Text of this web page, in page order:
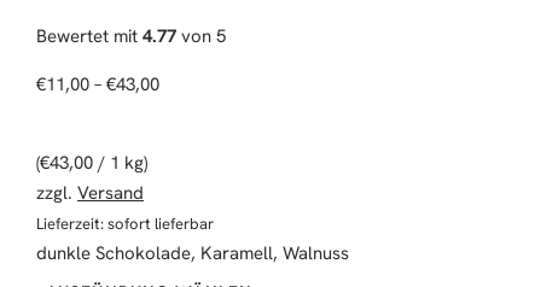
Bewertet mit 4.77 von 5
€11,00 – €43,00Preisspanne: €11,00 bis €43,00
(€43,00 / 1 kg)
zzgl. Versand
Lieferzeit: sofort lieferbar
dunkle Schokolade, Karamell, Walnuss